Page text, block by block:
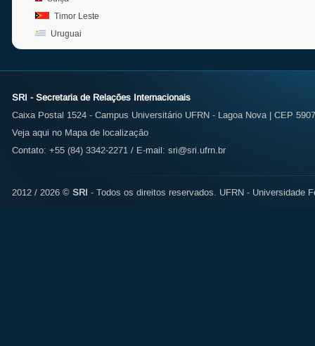
Timor Leste
Uruguai
SRI - Secretaria de Relações Internacionais
Caixa Postal 1524 - Campus Universitário UFRN - Lagoa Nova | CEP
Veja aqui no Mapa de localização
Contato: +55 (84) 3342-2271 / E-mail: sri@sri.ufrn.br
2012 / 2026 © SRI - Todos os direitos reservados. UFRN - Universidade